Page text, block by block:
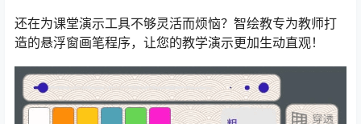
还在为课堂演示工具不够灵活而烦恼？智绘教专为教师打
造的悬浮窗画笔程序，让您的教学演示更加生动直观！